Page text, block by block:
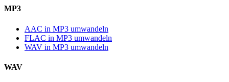
MP3
AAC in MP3 umwandeln
FLAC in MP3 umwandeln
WAV in MP3 umwandeln
WAV